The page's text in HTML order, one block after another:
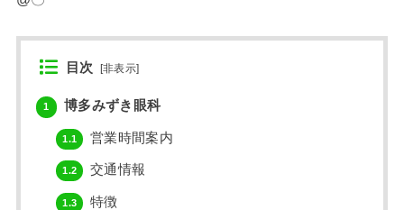
目次 [非表示]
1 博多みずき眼科
1.1 営業時間案内
1.2 交通情報
1.3 特徴